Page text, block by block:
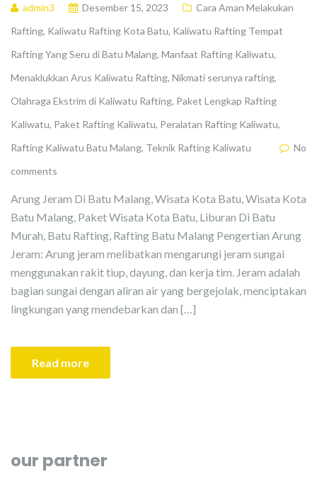
admin3 Desember 15, 2023
Cara Aman Melakukan
Rafting, Kaliwatu Rafting Kota Batu, Kaliwatu Rafting Tempat
Rafting Yang Seru di Batu Malang, Manfaat Rafting Kaliwatu,
Menaklukkan Arus Kaliwatu Rafting, Nikmati serunya rafting,
Olahraga Ekstrim di Kaliwatu Rafting, Paket Lengkap Rafting
Kaliwatu, Paket Rafting Kaliwatu, Peralatan Rafting Kaliwatu,
Rafting Kaliwatu Batu Malang, Teknik Rafting Kaliwatu
No
comments
Arung Jeram Di Batu Malang, Wisata Kota Batu, Wisata Kota
Batu Malang, Paket Wisata Kota Batu, Liburan Di Batu
Murah, Batu Rafting, Rafting Batu Malang Pengertian Arung
Jeram: Arung jeram melibatkan mengarungi jeram sungai
menggunakan rakit tiup, dayung, dan kerja tim. Jeram adalah
bagian sungai dengan aliran air yang bergejolak, menciptakan
lingkungan yang mendebarkan dan […]
Read more
our partner